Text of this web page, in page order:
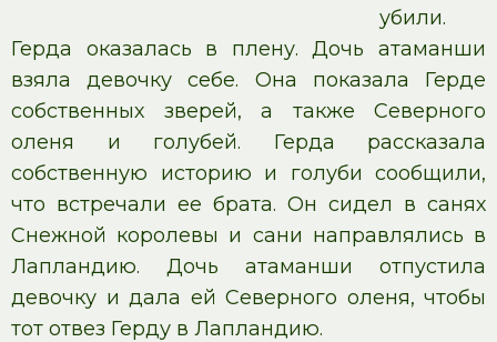
убили.
Герда оказалась в плену. Дочь атаманши
взяла девочку себе. Она показала Герде
собственных зверей, а также Северного
оленя и голубей. Герда рассказала
собственную историю и голуби сообщили,
что встречали ее брата. Он сидел в санях
Снежной королевы и сани направлялись в
Лапландию. Дочь атаманши отпустила
девочку и дала ей Северного оленя, чтобы
тот отвез Герду в Лапландию.